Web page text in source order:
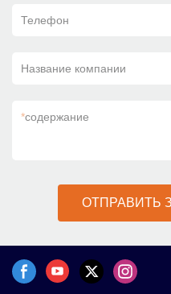
Телефон
Название компании
*содержание
ОТПРАВИТЬ